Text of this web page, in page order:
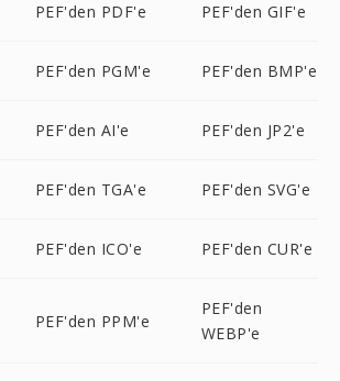
PEF'den PDF'e PEF'den GIF'e
PEF'den PGM'e PEF'den BMP'e
PEF'den AI'e PEF'den JP2'e
PEF'den TGA'e PEF'den SVG'e
PEF'den ICO'e PEF'den CUR'e
PEF'den PPM'e
PEF'den
WEBP'e